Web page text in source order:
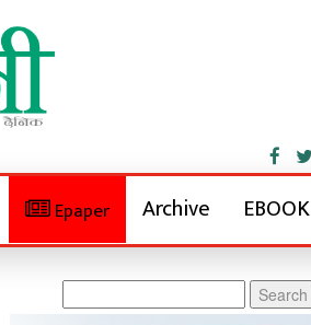
Epaper Archive EBOOK
for: